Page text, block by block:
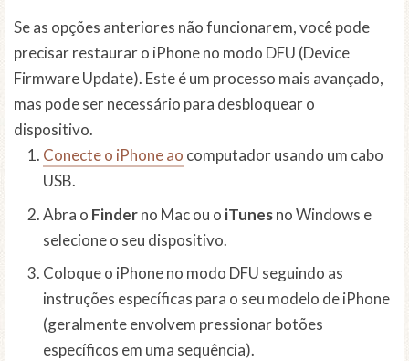
Se as opções anteriores não funcionarem, você pode
precisar restaurar o iPhone no modo DFU (Device
Firmware Update). Este é um processo mais avançado,
mas pode ser necessário para desbloquear o
dispositivo.
Conecte o iPhone ao computador usando um cabo
USB.
Abra o Finderno Mac ou o iTunesno Windows e
selecione o seu dispositivo.
Coloque o iPhone no modo DFU seguindo as
instruções específicas para o seu modelo de iPhone
(geralmente envolvem pressionar botões
específicos em uma sequência).